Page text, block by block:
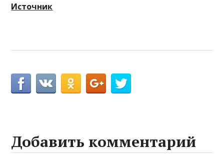
Источник
Добавить комментарий